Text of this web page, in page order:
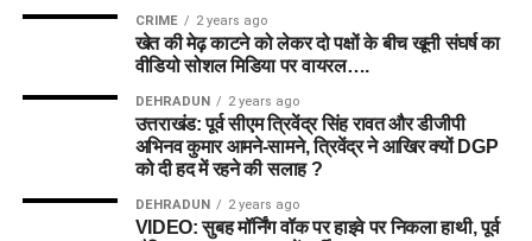
CRIME 2 years ago
खेत की मेढ़ काटने को लेकर दो पक्षों के बीच खूनी संघर्ष का
वीडियो सोशल मिडिया पर वायरल….
DEHRADUN 2 years ago
उत्तराखंड: पूर्व सीएम त्रिवेंद्र सिंह रावत और डीजीपी
अभिनव कुमार आमने-सामने, त्रिवेंद्र ने आखिर क्यों DGP
को दी हद में रहने की सलाह ?
DEHRADUN 2 years ago
VIDEO: सुबह मॉर्निंग वॉक पर हाइवे पर निकला हाथी, पूर्व